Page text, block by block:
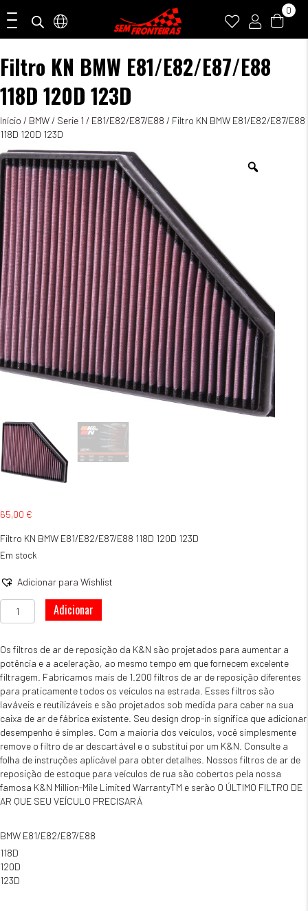
0
Filtro KN BMW E81/E82/E87/E88
118D 120D 123D
Início / BMW/ Serie 1 / E81/E82/E87/E88 / Filtro KN BMW E81/E82/E87/E88
118D 120D 123D
65,00 €
Filtro KN BMW E81/E82/E87/E88 118D 120D 123D
Em stock
Adicionar para Wishlist
Quantidade
de
KN
BMW
E81/E82/E87/E88
118D
120D
123D
Adicionar
Os filtros de ar de reposição da K&N são projetados para aumentar a
potência e a aceleração, ao mesmo tempo em que fornecem excelente
filtragem. Fabricamos mais de 1.200 filtros de ar de reposição diferentes
para praticamente todos os veículos na estrada. Esses filtros são
laváveis ​​e reutilizáveis ​​e são projetados sob medida para caber na sua
caixa de ar de fábrica existente. Seu design drop-in significa que adicionar
desempenho é simples. Com a maioria dos veículos, você simplesmente
remove o filtro de ar descartável e o substitui por um K&N. Consulte a
folha de instruções aplicável para obter detalhes. Nossos filtros de ar de
reposição de estoque para veículos de rua são cobertos pela nossa
famosa K&N Million-Mile Limited WarrantyTM e serão O ÚLTIMO FILTRO DE
AR ​​QUE SEU VEÍCULO PRECISARÁ
BMW E81/E82/E87/E88
118D
120D
123D